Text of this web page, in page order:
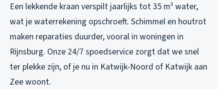
Een lekkende kraan verspilt jaarlijks tot 35 m³ water,
wat je waterrekening opschroeft. Schimmel en houtrot
maken reparaties duurder, vooral in woningen in
Rijnsburg. Onze 24/7 spoedservice zorgt dat we snel
ter plekke zijn, of je nu in Katwijk-Noord of Katwijk aan
Zee woont.